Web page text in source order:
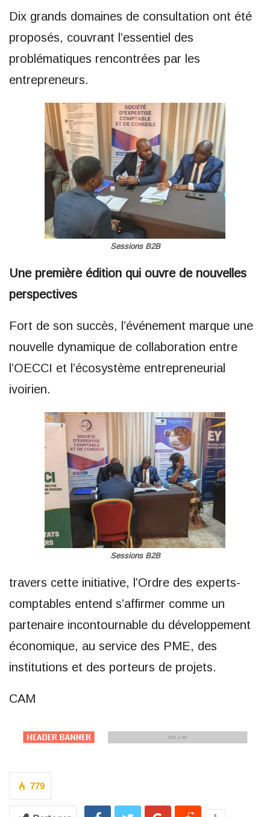
Dix grands domaines de consultation ont été
proposés, couvrant l’essentiel des
problématiques rencontrées par les
entrepreneurs.
Sessions B2B
Une première édition qui ouvre de nouvelles
perspectives
Fort de son succès, l’événement marque une
nouvelle dynamique de collaboration entre
l’OECCI et l’écosystème entrepreneurial
ivoirien.
Sessions B2B
travers cette initiative, l’Ordre des experts-
comptables entend s’affirmer comme un
partenaire incontournable du développement
économique, au service des PME, des
institutions et des porteurs de projets.
CAM
779